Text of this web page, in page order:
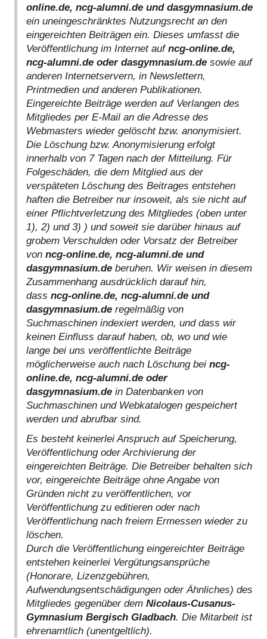
online.de, ncg-alumni.de und dasgymnasium.de
ein uneingeschränktes Nutzungsrecht an den
eingereichten Beiträgen ein. Dieses umfasst die
Veröffentlichung im Internet auf ncg-online.de,
ncg-alumni.de oder dasgymnasium.desowie auf
anderen Internetservern, in Newslettern,
Printmedien und anderen Publikationen.
Eingereichte Beiträge werden auf Verlangen des
Mitgliedes per E-Mail an die Adresse des
Webmasters wieder gelöscht bzw. anonymisiert.
Die Löschung bzw. Anonymisierung erfolgt
innerhalb von 7 Tagen nach der Mitteilung. Für
Folgeschäden, die dem Mitglied aus der
verspäteten Löschung des Beitrages entstehen
haften die Betreiber nur insoweit, als sie nicht auf
einer Pflichtverletzung des Mitgliedes (oben unter
1), 2) und 3) ) und soweit sie darüber hinaus auf
grobem Verschulden oder Vorsatz der Betreiber
von ncg-online.de, ncg-alumni.de und
dasgymnasium.deberuhen. Wir weisen in diesem
Zusammenhang ausdrücklich darauf hin,
dass ncg-online.de, ncg-alumni.de und
dasgymnasium.deregelmäßig von
Suchmaschinen indexiert werden, und dass wir
keinen Einfluss darauf haben, ob, wo und wie
lange bei uns veröffentlichte Beiträge
möglicherweise auch nach Löschung bei ncg-
online.de, ncg-alumni.de oder
dasgymnasium.dein Datenbanken von
Suchmaschinen und Webkatalogen gespeichert
werden und abrufbar sind.
Es besteht keinerlei Anspruch auf Speicherung,
Veröffentlichung oder Archivierung der
eingereichten Beiträge. Die Betreiber behalten sich
vor, eingereichte Beiträge ohne Angabe von
Gründen nicht zu veröffentlichen, vor
Veröffentlichung zu editieren oder nach
Veröffentlichung nach freiem Ermessen wieder zu
löschen.
Durch die Veröffentlichung eingereichter Beiträge
entstehen keinerlei Vergütungsansprüche
(Honorare, Lizenzgebühren,
Aufwendungsentschädigungen oder Ähnliches) des
Mitgliedes gegenüber dem Nicolaus-Cusanus-
Gymnasium Bergisch Gladbach. Die Mitarbeit ist
ehrenamtlich (unentgeltlich).